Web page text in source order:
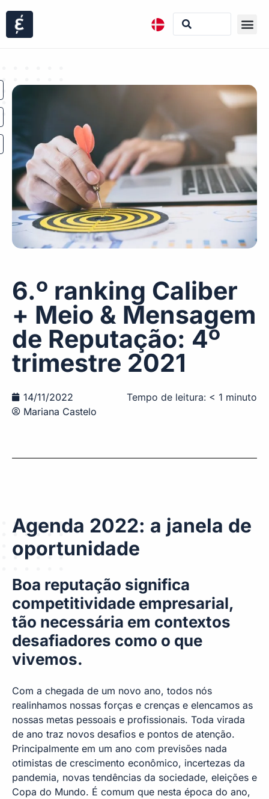
6.º ranking Caliber
+ Meio & Mensagem
de Reputação: 4º
trimestre 2021
14/11/2022
Mariana Castelo
Tempo de leitura: < 1 minuto
Agenda 2022: a janela de
oportunidade
Boa reputação significa
competitividade empresarial,
tão necessária em contextos
desafiadores como o que
vivemos.
Com a chegada de um novo ano, todos nós
realinhamos nossas forças e crenças e elencamos as
nossas metas pessoais e profissionais. Toda virada
de ano traz novos desafios e pontos de atenção.
Principalmente em um ano com previsões nada
otimistas de crescimento econômico, incertezas da
pandemia, novas tendências da sociedade, eleições e
Copa do Mundo. É comum que nesta época do ano,